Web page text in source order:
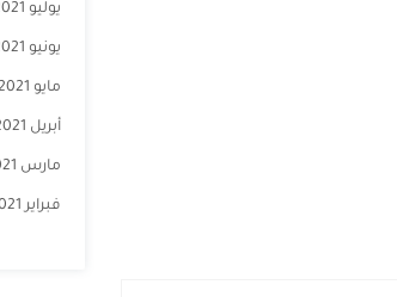
يوليو 2021
يونيو 2021
مايو 2021
أبريل 2021
مارس 2021
فبراير 2021